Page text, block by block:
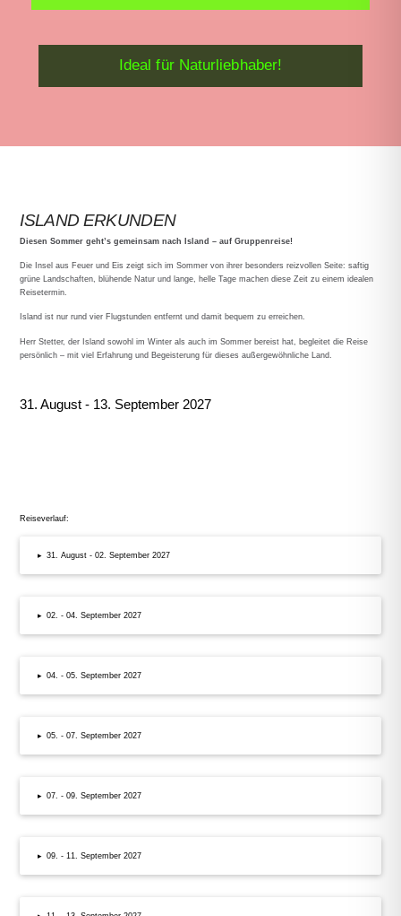
Ideal für Naturliebhaber!
ISLAND ERKUNDEN
Diesen Sommer geht’s gemeinsam nach Island – auf Gruppenreise!
Die Insel aus Feuer und Eis zeigt sich im Sommer von ihrer besonders reizvollen Seite: saftig
grüne Landschaften, blühende Natur und lange, helle Tage machen diese Zeit zu einem idealen
Reisetermin.
Island ist nur rund vier Flugstunden entfernt und damit bequem zu erreichen.
Herr Stetter, der Island sowohl im Winter als auch im Sommer bereist hat, begleitet die Reise
persönlich – mit viel Erfahrung und Begeisterung für dieses außergewöhnliche Land.
31. August - 13. September 2027
Reiseverlauf:
▸ 31. August - 02. September 2027
▸ 02. - 04. September 2027
▸ 04. - 05. September 2027
▸ 05. - 07. September 2027
▸ 07. - 09. September 2027
▸ 09. - 11. September 2027